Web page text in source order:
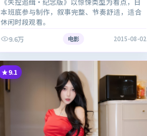
本班底参与制作，叙事完整、节奏舒适，适合
休闲时段观看。
9.6万
电影 2015-08-02
9.1